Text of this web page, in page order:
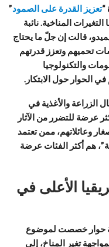
“تعزيز القدرة على الصمود”
المناخية. نائبة
قالت إن جلّ ما يحتاج
تحميهم وتعزز قدرتهم
والتكنولوجيا
الحوار حول الابتكار.
الزراعة والأغذية في
عرضة للتضرر من الآثار
وعائلاتهم، ممن تعتمد
هم أكثر الفئات عرضة
الأعلى في
حوار خصصت لموضوع
تغير المناخ، إلى